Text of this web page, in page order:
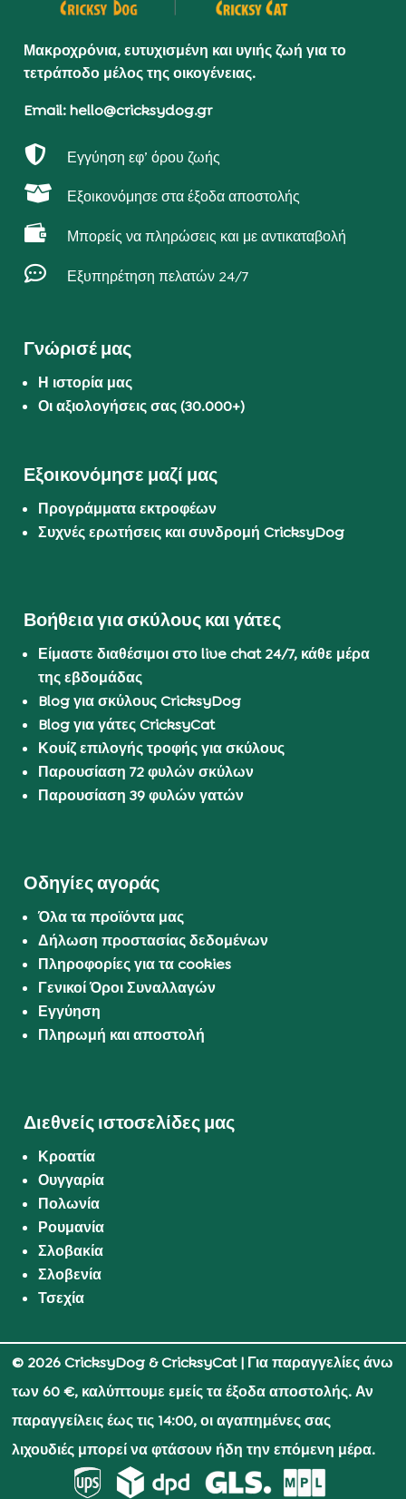
Μακροχρόνια, ευτυχισμένη και υγιής ζωή για το
τετράποδο μέλος της οικογένειας.
Email: hello@cricksydog.gr
 Εγγύηση εφ’ όρου ζωής
 Εξοικονόμησε στα έξοδα αποστολής
 Μπορείς να πληρώσεις και με αντικαταβολή
 Εξυπηρέτηση πελατών 24/7
Γνώρισέ μας
Η ιστορία μας
Οι αξιολογήσεις σας (30.000+)
Εξοικονόμησε μαζί μας
Προγράμματα εκτροφέων
Συχνές ερωτήσεις και συνδρομή CricksyDog
Βοήθεια για σκύλους και γάτες
Είμαστε διαθέσιμοι στο live chat 24/7, κάθε μέρα
της εβδομάδας
Blog για σκύλους CricksyDog
Blog για γάτες CricksyCat
Κουίζ επιλογής τροφής για σκύλους
Παρουσίαση 72 φυλών σκύλων
Παρουσίαση 39 φυλών γατών
Οδηγίες αγοράς
Όλα τα προϊόντα μας
Δήλωση προστασίας δεδομένων
Πληροφορίες για τα cookies
Γενικοί Όροι Συναλλαγών
Εγγύηση
Πληρωμή και αποστολή
Διεθνείς ιστοσελίδες μας
Κροατία
Ουγγαρία
Πολωνία
Ρουμανία
Σλοβακία
Σλοβενία
Τσεχία
© 2026 CricksyDog & CricksyCat| Για παραγγελίες άνω
των 60 €, καλύπτουμε εμείς τα έξοδα αποστολής. Αν
παραγγείλεις έως τις 14:00, οι αγαπημένες σας
λιχουδιές μπορεί να φτάσουν ήδη την επόμενη μέρα.